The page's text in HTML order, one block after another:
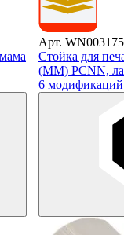
Арт.
Стойка для
(MM) PCNN,
6 модификаций